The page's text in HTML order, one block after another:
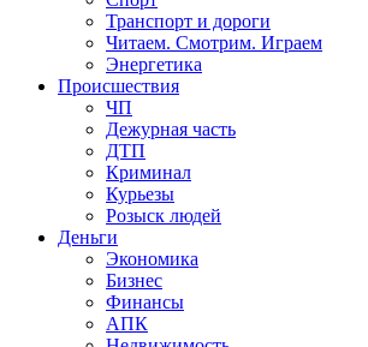
Транспорт и дороги
Читаем. Смотрим. Играем
Энергетика
Происшествия
ЧП
Дежурная часть
ДТП
Криминал
Курьезы
Розыск людей
Деньги
Экономика
Бизнес
Финансы
АПК